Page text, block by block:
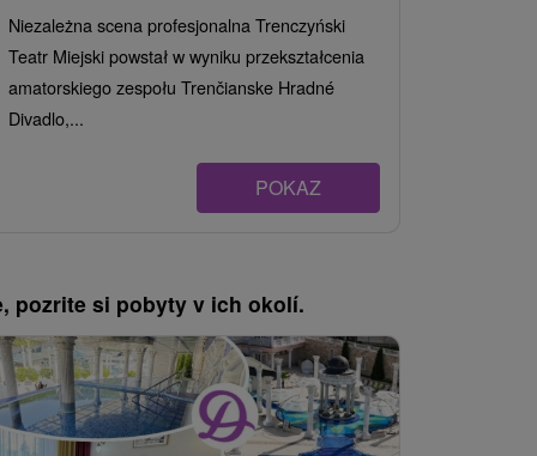
Niezależna scena profesjonalna Trenczyński
Teatr Miejski powstał w wyniku przekształcenia
amatorskiego zespołu Trenčianske Hradné
Divadlo,...
POKAZ
pozrite si pobyty v ich okolí.